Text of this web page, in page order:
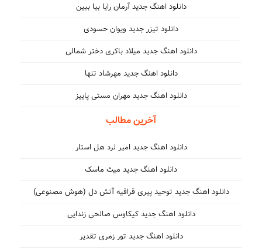
دانلود اهنگ جدید آرمان رایا بیا ببین
دانلود تیزر جدید ویوان حسودی
دانلود اهنگ جدید میلاد باکری دختر شمالی
دانلود اهنگ جدید مهرشاد تنها
دانلود اهنگ جدید مهران مستی پاییز
آخرین مطالب
دانلود اهنگ جدید امیر لرد هل استار
دانلود اهنگ جدید میث ماسک
دانلود اهنگ جدید توحید پیری قراقیه آتش دل (هوش مصنوعی)
دانلود اهنگ جدید کیکاوس صالحی زندایی
دانلود اهنگ جدید تور زمری تقدیر